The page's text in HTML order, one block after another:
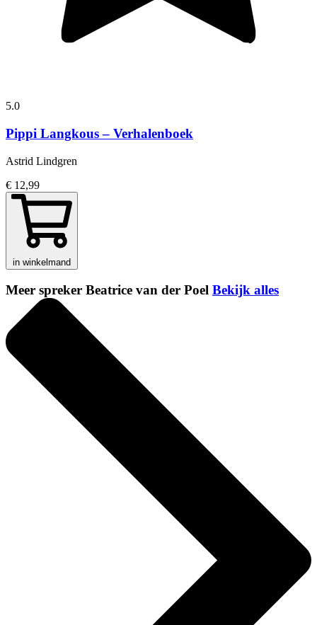
5.0
Pippi Langkous – Verhalenboek
Astrid Lindgren
€ 12,99
in winkelmand
Meer spreker Beatrice van der Poel Bekijk alles